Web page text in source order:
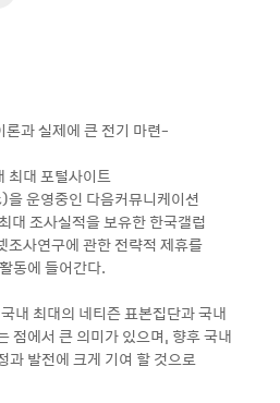
과 실제에 큰 전기 마련-
대 포털사이트
운영중인 다음커뮤니케이션
대 조사실적을 보유한 한국갤럽
사연구에 관한 전략적 제휴를
동에 들어간다.
내 최대의 네티즌 표본집단과 국내
점에서 큰 의미가 있으며, 향후 국내
과 발전에 크게 기여 할 것으로